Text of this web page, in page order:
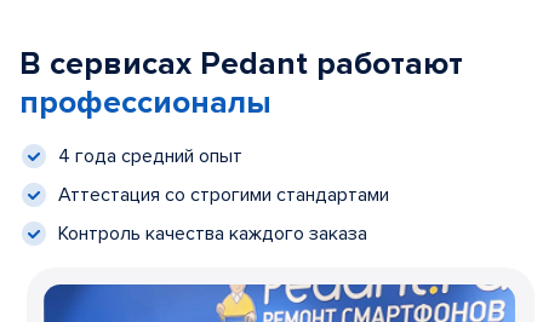
В сервисах Pedant работают
профессионалы
4 года средний опыт
Аттестация со строгими стандартами
Контроль качества каждого заказа